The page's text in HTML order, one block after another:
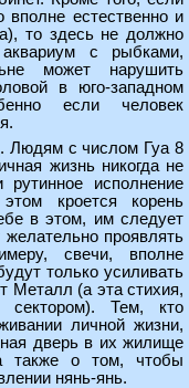
вполне естественно и
то здесь не должно
с рыбками,
может нарушить
в юго-западном
если человек
Людям с числом Гуа 8
жизнь никогда не
исполнение
кроется корень
в этом, им следует
желательно проявлять
свечи, вполне
только усиливать
Металл (а эта стихия,
сектором). Тем, кто
личной жизни,
дверь в их жилище
также о том, чтобы
нянь-янь.